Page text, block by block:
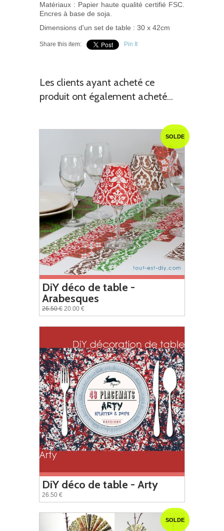
Matériaux : Papier haute qualité certifié FSC.
Encres à base de soja.
Dimensions d'un set de table : 30 x 42cm
Share this item: Pin It
Les clients ayant acheté ce
produit ont également acheté...
SOLDE
DiY déco de table -
Arabesques
26.50 € 20.00 €
DiY déco de table - Arty
26.50 €
SOLDE